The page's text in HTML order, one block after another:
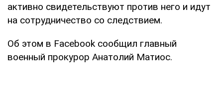
активно свидетельствуют против него и идут
на сотрудничество со следствием.
Об этом в Facebook сообщил главный
военный прокурор Анатолий Матиос.